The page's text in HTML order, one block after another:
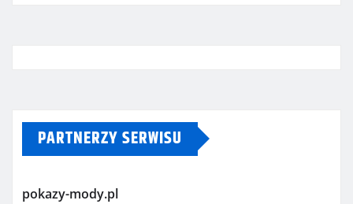
PARTNERZY SERWISU
pokazy-mody.pl